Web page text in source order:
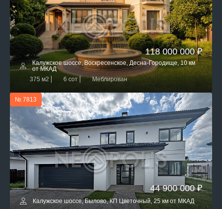
118 000 000 ₽
Калужское шоссе, Воскресенское, Десна-Городище, 10 км
от МКАД
375 м2
6 сот Меблирован
№ 7813
44 900 000 ₽
Калужское шоссе, Былово, КП Цветочный, 25 км от МКАД